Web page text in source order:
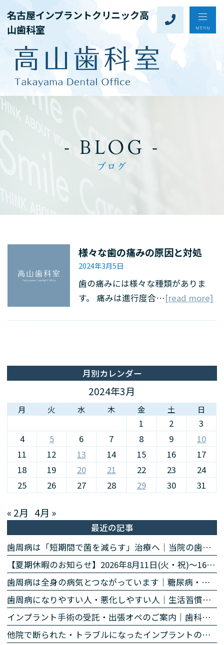
名古屋インプラントクリニック高
山歯科室
- BLOG -
ブログ
様々な歯の痛みの原因と対処
2024年3月5日
歯の痛みには様々な種類がありま
す。 痛みは進行度合…[read more]
月別カレンダー
2024年3月
月 火 水 木 金 土 日
1 2
3
4
5 6 7 8 9
10
11
12 13 14 15 16
17
18
19 20 21 22 23
24
25
26 27 28 29 30 31
« 2月 4月 »
最近の記事
歯周病は「短期間で菌を減らす」治療へ｜当院の歯周病除菌プログラム
【夏期休暇のお知らせ】2026年8月11日(火・祝)〜16日(日)
歯周病は全身の病気とつながっています｜糖尿病・心臓・誤嚥性肺炎・認知症との関係｜名古屋・栄の高山歯科室
歯周病になりやすい人・悪化しやすい人｜生活習慣・持病・お薬のリスク因子｜名古屋・栄の高山歯科室
インプラント手術の受託・出張オペのご案内｜歯科医師の先生方へ
他院で断られた・トラブルになったインプラントのご相談